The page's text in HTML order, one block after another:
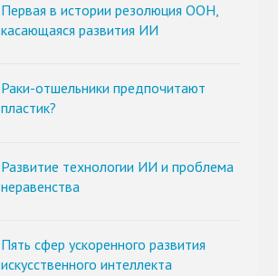
Первая в истории резолюция ООН,
касающаяся развития ИИ
Раки-отшельники предпочитают
пластик?
Развитие технологии ИИ и проблема
неравенства
Пять сфер ускоренного развития
искусственного интеллекта